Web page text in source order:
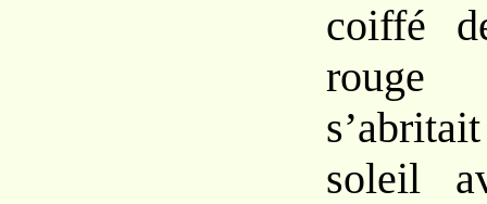
coiffé
soleil